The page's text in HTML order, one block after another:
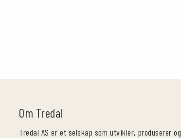
Om Tredal
Tredal AS er et selskap som utvikler, produserer og